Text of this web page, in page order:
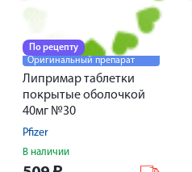
По рецепту
Оригинальный препарат
Липримар таблетки
покрытые оболочкой
40мг №30
Pfizer
В наличии